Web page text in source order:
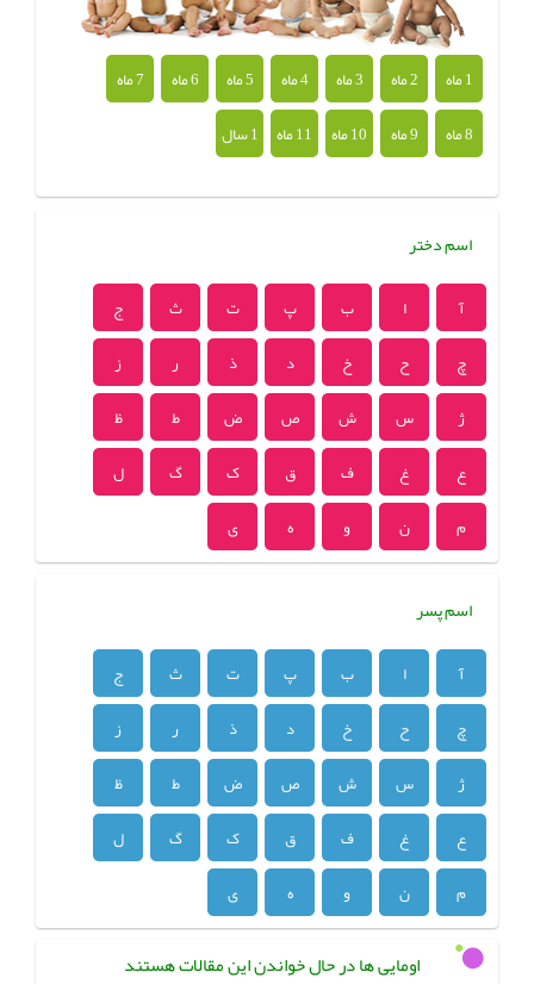
1 ماه 2 ماه 3 ماه 4 ماه 5 ماه 6 ماه
7 ماه
8 ماه
9 ماه 10 ماه 11 ماه 1 سال
اسم دختر
آ ا ب پ ت ث
ج
چ
ح خ د ذ ر
ز
ژ
س ش ص ض ط
ظ
ع
غ ف ق ک گ
ل
م
ن و ه ی
اسم پسر
آ ا ب پ ت ث
ج
چ
ح خ د ذ ر
ز
ژ
س ش ص ض ط
ظ
ع
غ ف ق ک گ
ل
م
ن و ه ی
اومایی ها در حال خواندن این مقالات هستند